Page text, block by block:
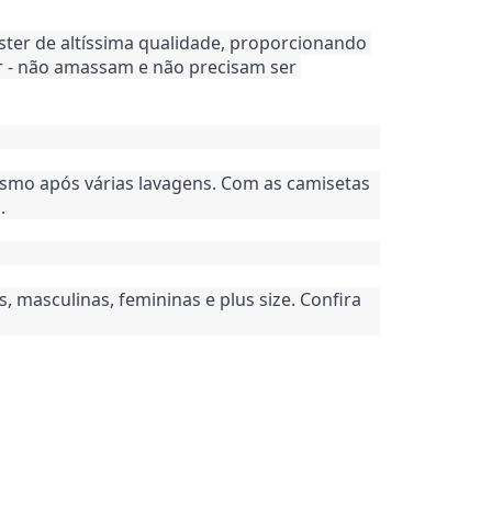
de altíssima qualidade, proporcionando
não amassam e não precisam ser
após várias lavagens. Com as camisetas
masculinas, femininas e plus size. Confira